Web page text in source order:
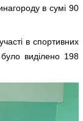
в сумі 90
в спортивних
виділено 198